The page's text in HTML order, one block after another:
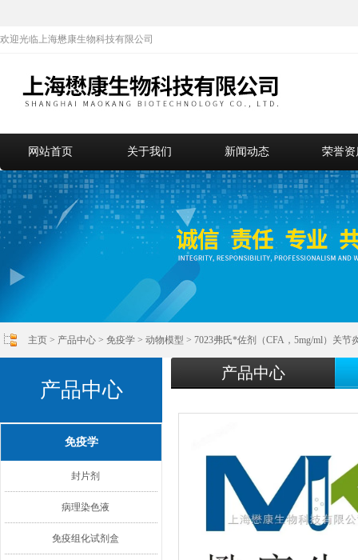
欢迎光临上海懋康生物科技有限公司
网站首页 关于我们 新闻动态 荣誉资
主页 > 产品中心 > 免疫学 > 动物模型 > 7023弗氏*佐剂（CFA，5mg/ml）关节
产品中心
免疫学
封片剂
病理染色液
免疫组化试剂盒
产品中心